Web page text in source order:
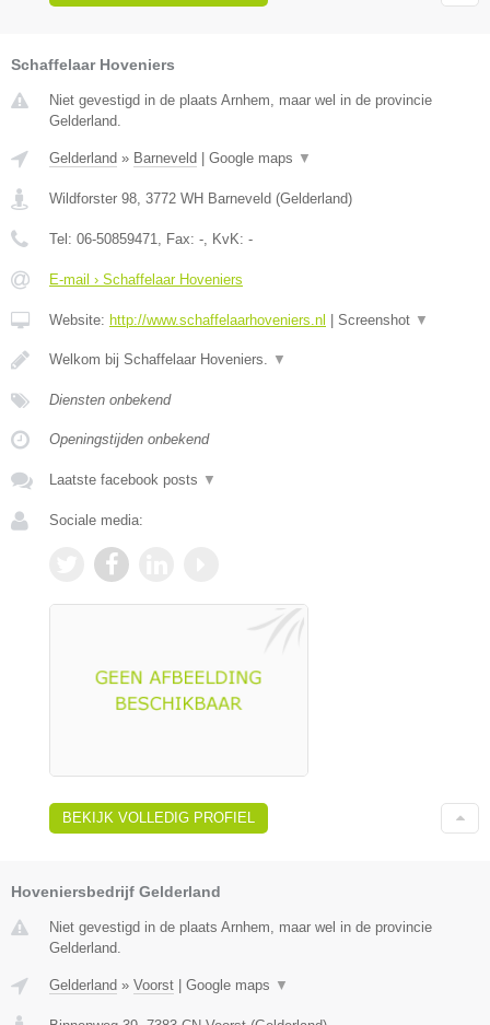
Schaffelaar Hoveniers
Niet gevestigd in de plaats Arnhem, maar wel in de provincie
Gelderland.
Gelderland » Barneveld | Google maps ▼
Wildforster 98 3772 WH Barneveld (Gelderland)
Tel: 06-50859471 , Fax: - , KvK: -
E-mail › Schaffelaar Hoveniers
Website: http://www.schaffelaarhoveniers.nl | Screenshot ▼
Welkom bij Schaffelaar Hoveniers. ▼
Diensten onbekend
Openingstijden onbekend
Laatste facebook posts ▼
Sociale media:
BEKIJK VOLLEDIG PROFIEL
Hoveniersbedrijf Gelderland
Niet gevestigd in de plaats Arnhem, maar wel in de provincie
Gelderland.
Gelderland » Voorst Google maps ▼